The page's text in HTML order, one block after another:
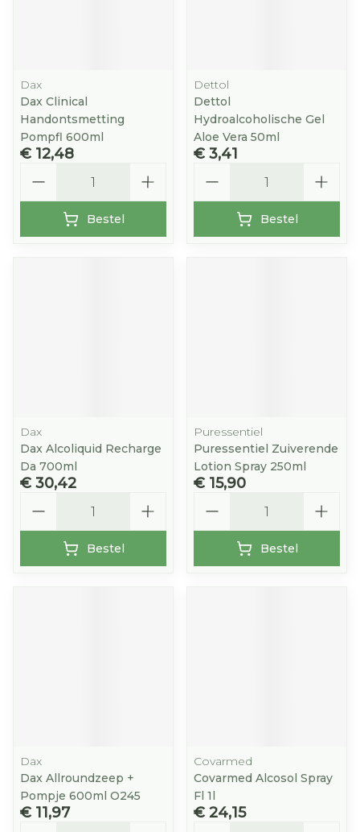
Dax
Dax Clinical
Handontsmetting
Pompfl 600ml
€ 12,48
Bestel
Dettol
Dettol
Hydroalcoholische Gel
Aloe Vera 50ml
€ 3,41
Bestel
Dax
Dax Alcoliquid Recharge
Da 700ml
€ 30,42
Bestel
Puressentiel
Puressentiel Zuiverende
Lotion Spray 250ml
€ 15,90
Bestel
Dax
Dax Allroundzeep +
Pompje 600ml O245
€ 11,97
Covarmed
Covarmed Alcosol Spray
Fl 1l
€ 24,15